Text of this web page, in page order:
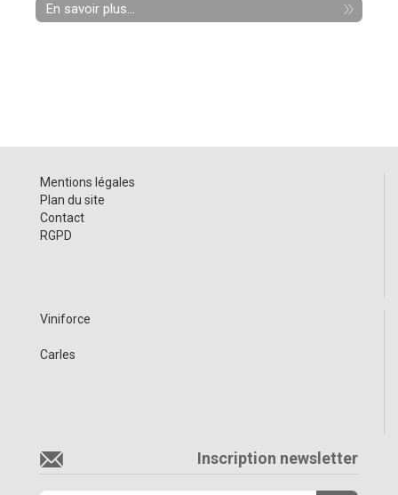
En savoir plus...
Mentions légales
Plan du site
Contact
RGPD
Viniforce
Carles
Inscription newsletter